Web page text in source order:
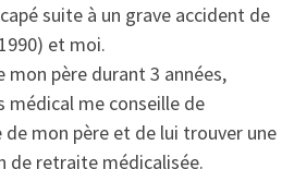
suite à un grave accident de
et moi.
mon père durant 3 années,
médical me conseille de
de mon père et de lui trouver une
de retraite médicalisée.